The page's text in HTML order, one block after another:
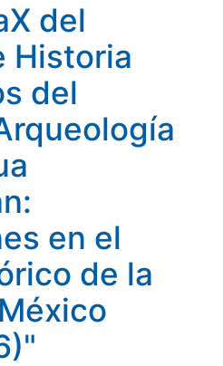
del
Historia
del
en el
de la